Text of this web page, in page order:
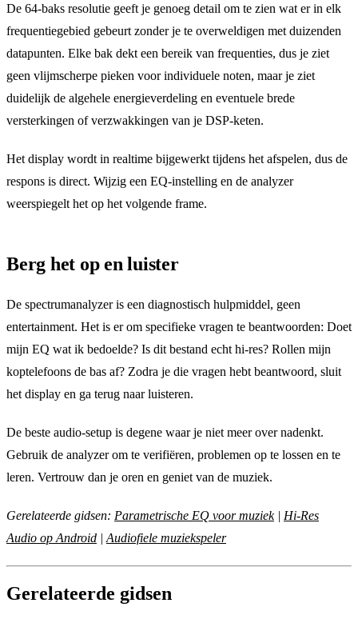
De 64-baks resolutie geeft je genoeg detail om te zien wat er in elk
frequentiegebied gebeurt zonder je te overweldigen met duizenden
datapunten. Elke bak dekt een bereik van frequenties, dus je ziet
geen vlijmscherpe pieken voor individuele noten, maar je ziet
duidelijk de algehele energieverdeling en eventuele brede
versterkingen of verzwakkingen van je DSP-keten.
Het display wordt in realtime bijgewerkt tijdens het afspelen, dus de
respons is direct. Wijzig een EQ-instelling en de analyzer
weerspiegelt het op het volgende frame.
Berg het op en luister
De spectrumanalyzer is een diagnostisch hulpmiddel, geen
entertainment. Het is er om specifieke vragen te beantwoorden: Doet
mijn EQ wat ik bedoelde? Is dit bestand echt hi-res? Rollen mijn
koptelefoons de bas af? Zodra je die vragen hebt beantwoord, sluit
het display en ga terug naar luisteren.
De beste audio-setup is degene waar je niet meer over nadenkt.
Gebruik de analyzer om te verifiëren, problemen op te lossen en te
leren. Vertrouw dan je oren en geniet van de muziek.
Gerelateerde gidsen: Parametrische EQ voor muziek| Hi-Res
Audio op Android | Audiofiele muziekspeler
Gerelateerde gidsen